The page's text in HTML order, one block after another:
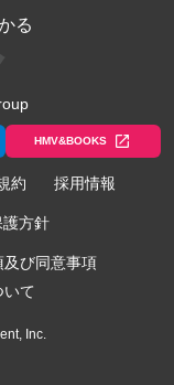
る
HMV&BOOKS
約 採用情報
方針
び同意事項
て
Inc.